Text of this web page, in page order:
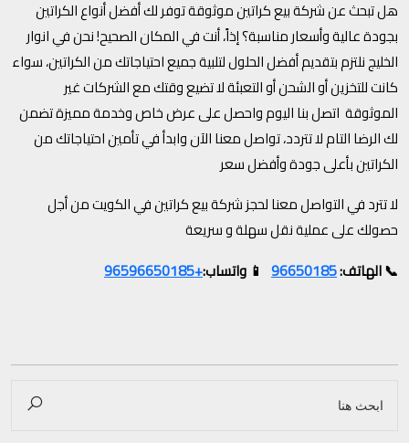
هل تبحث عن شركة بيع كراتين موثوقة توفر لك أفضل أنواع الكراتين
بجودة عالية وأسعار مناسبة؟ إذاً، أنت في المكان الصحيح! نحن في انوار
الخليج نلتزم بتقديم أفضل الحلول لتلبية جميع احتياجاتك من الكراتين، سواء
كانت للتخزين أو الشحن أو التعبئة لا تضيع وقتك مع الشركات غير
الموثوقة اتصل بنا اليوم واحصل على عرض خاص وخدمة مميزة تضمن
لك الرضا التام لا تتردد، تواصل معنا الآن وابدأ في تأمين احتياجاتك من
الكراتين بأعلى جودة وأفضل سعر
لا تترد في التواصل معنا لحجز شركة بيع كراتين في الكويت من أجل
حصولك على عملية نقل سهلة و سريعة
📞 الهاتف:96650185 📱 واتساب:+96596650185